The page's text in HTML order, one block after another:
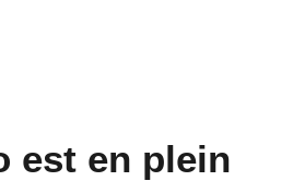
est en plein